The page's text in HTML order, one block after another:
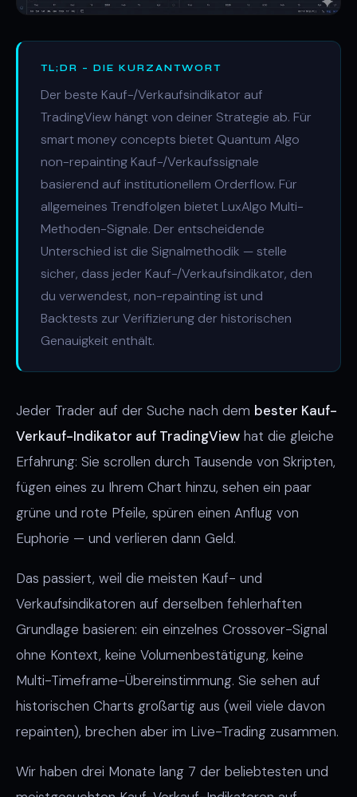
TL;DR – DIE KURZANTWORT
Der beste Kauf-/Verkaufsindikator auf
TradingView hängt von deiner Strategie ab. Für
smart money concepts bietet Quantum Algo
non-repainting Kauf-/Verkaufssignale
basierend auf institutionellem Orderflow. Für
allgemeines Trendfolgen bietet LuxAlgo Multi-
Methoden-Signale. Der entscheidende
Unterschied ist die Signalmethodik — stelle
sicher, dass jeder Kauf-/Verkaufsindikator, den
du verwendest, non-repainting ist und
Backtests zur Verifizierung der historischen
Genauigkeit enthält.
Jeder Trader auf der Suche nach dem bester Kauf-
Verkauf-Indikator auf TradingView hat die gleiche
Erfahrung: Sie scrollen durch Tausende von Skripten,
fügen eines zu Ihrem Chart hinzu, sehen ein paar
grüne und rote Pfeile, spüren einen Anflug von
Euphorie — und verlieren dann Geld.
Das passiert, weil die meisten Kauf- und
Verkaufsindikatoren auf derselben fehlerhaften
Grundlage basieren: ein einzelnes Crossover-Signal
ohne Kontext, keine Volumenbestätigung, keine
Multi-Timeframe-Übereinstimmung. Sie sehen auf
historischen Charts großartig aus (weil viele davon
repainten), brechen aber im Live-Trading zusammen.
Wir haben drei Monate lang 7 der beliebtesten und